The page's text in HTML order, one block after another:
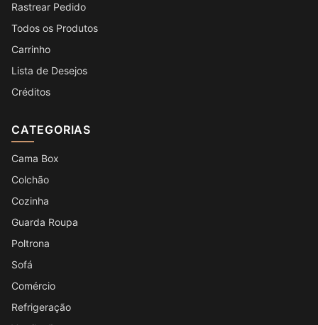
Rastrear Pedido
Todos os Produtos
Carrinho
Lista de Desejos
Créditos
CATEGORIAS
Cama Box
Colchão
Cozinha
Guarda Roupa
Poltrona
Sofá
Comércio
Refrigeração